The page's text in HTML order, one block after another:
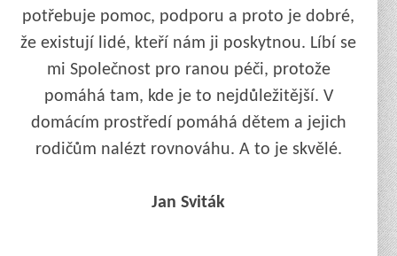
potřebuje pomoc, podporu a proto je dobré,
že existují lidé, kteří nám ji poskytnou. Líbí se
mi Společnost pro ranou péči, protože
pomáhá tam, kde je to nejdůležitější. V
domácím prostředí pomáhá dětem a jejich
rodičům nalézt rovnováhu. A to je skvělé.
Jan Sviták